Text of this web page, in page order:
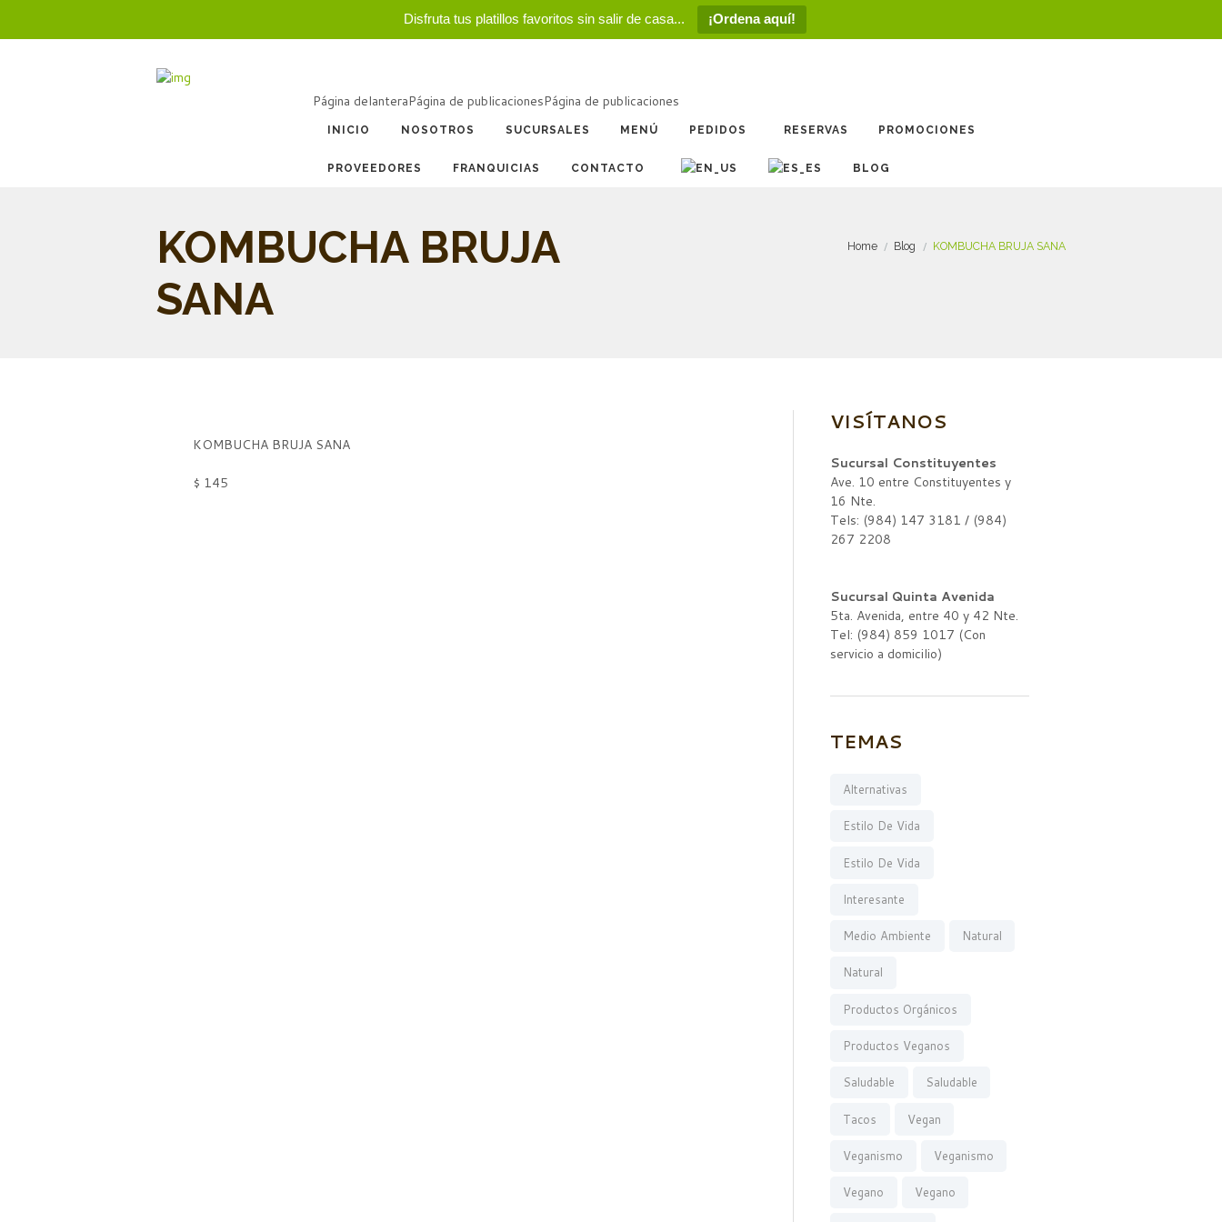
Disfruta tus platillos favoritos sin salir de casa... ¡Ordena aquí!
Página delanteraPágina de publicacionesPágina de publicaciones
INICIO NOSOTROS SUCURSALES MENÚ PEDIDOS RESERVAS PROMOCIONES
PROVEEDORES FRANQUICIAS CONTACTO BLOG
KOMBUCHA BRUJA
SANA
Home Blog KOMBUCHA BRUJA SANA
KOMBUCHA BRUJA SANA
$ 145
VISÍTANOS
Sucursal Constituyentes
Ave. 10 entre Constituyentes y
16 Nte.
Tels: (984) 147 3181 / (984)
267 2208
Sucursal Quinta Avenida
5ta. Avenida, entre 40 y 42 Nte.
Tel: (984) 859 1017 (Con
servicio a domicilio)
TEMAS
Alternativas
Estilo De Vida
Estilo De Vida
Interesante
Medio Ambiente Natural
Natural
Productos Orgánicos
Productos Veganos
Saludable Saludable
Tacos Vegan
Veganismo Veganismo
Vegano Vegano